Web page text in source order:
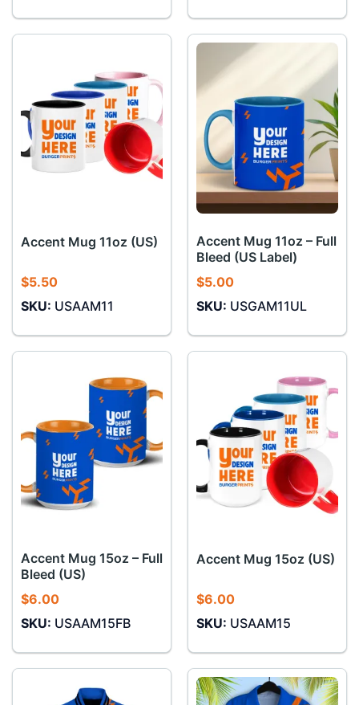
Accent Mug 11oz (US)
$5.50
SKU: USAAM11
Accent Mug 11oz – Full
Bleed (US Label)
$5.00
SKU: USGAM11UL
Accent Mug 15oz – Full
Bleed (US)
$6.00
SKU: USAAM15FB
Accent Mug 15oz (US)
$6.00
SKU: USAAM15